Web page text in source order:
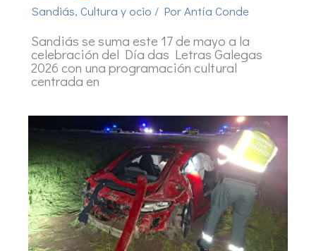
Sandiás, Cultura y ocio / PorAntía Conde
Sandiás se suma este 17 de mayo a la
celebración del Día das Letras Galegas
2026 con una programación cultural
centrada en